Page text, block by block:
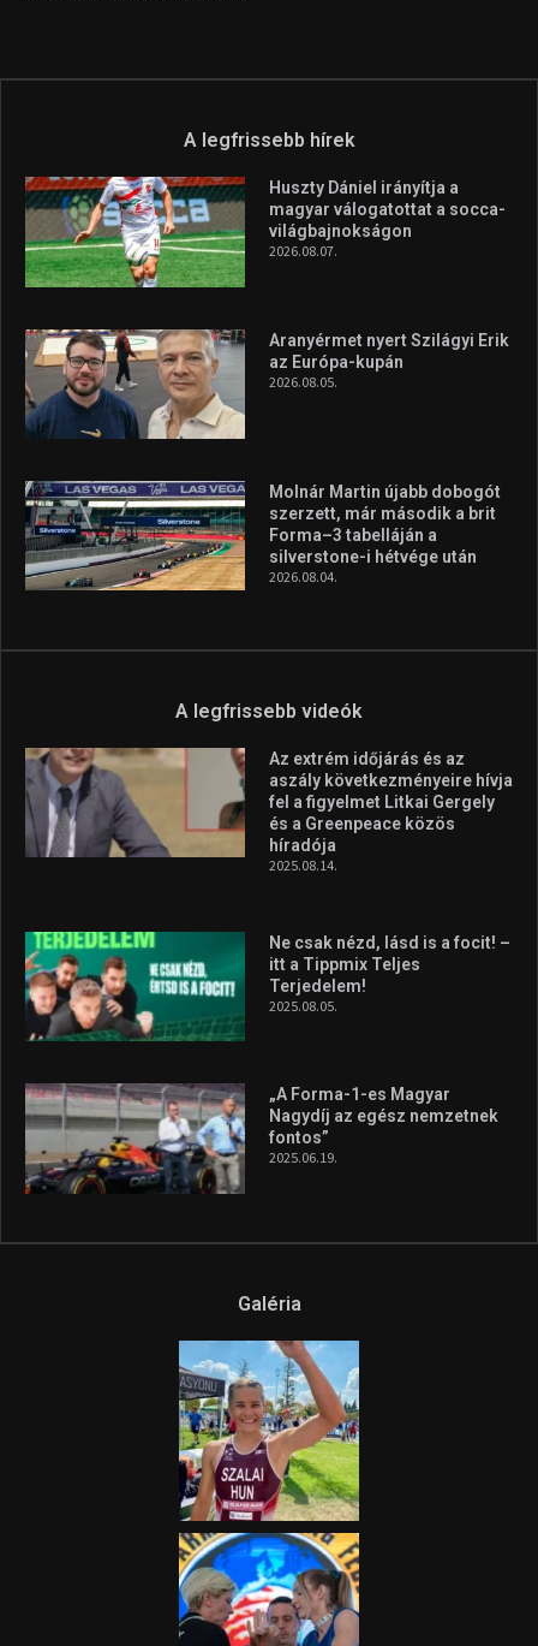
A legfrissebb hírek
Huszty Dániel irányítja a
magyar válogatottat a socca-
világbajnokságon
2026.08.07.
Aranyérmet nyert Szilágyi Erik
az Európa-kupán
2026.08.05.
Molnár Martin újabb dobogót
szerzett, már második a brit
Forma–3 tabelláján a
silverstone-i hétvége után
2026.08.04.
A legfrissebb videók
Az extrém időjárás és az
aszály következményeire hívja
fel a figyelmet Litkai Gergely
és a Greenpeace közös
híradója
2025.08.14.
Ne csak nézd, lásd is a focit! –
itt a Tippmix Teljes
Terjedelem!
2025.08.05.
„A Forma-1-es Magyar
Nagydíj az egész nemzetnek
fontos”
2025.06.19.
Galéria